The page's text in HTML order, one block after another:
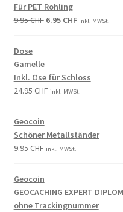
Für PET Rohling
9.95CHF 6.95 CHF inkl. MWSt.
Dose
Gamelle
Inkl. Öse für Schloss
24.95 CHF inkl. MWSt.
Geocoin
Schöner Metallständer
9.95 CHF inkl. MWSt.
Geocoin
GEOCACHING EXPERT DIPLOM
ohne Trackingnummer